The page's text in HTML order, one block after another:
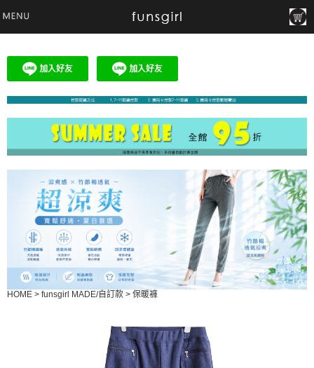
HOME > funsgirl MADE/自訂款 > 保暖褲